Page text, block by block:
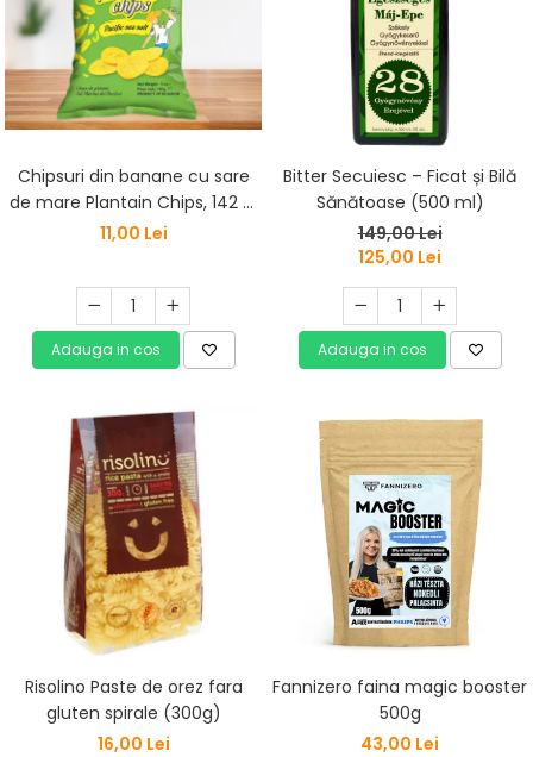
Chipsuri din banane cu sare
de mare Plantain Chips, 142 g,
SaMai
11,00 Lei
Adauga in cos
Bitter Secuiesc – Ficat și Bilă
Sănătoase (500 ml)
149,00 Lei
125,00 Lei
Adauga in cos
Risolino Paste de orez fara
gluten spirale (300g)
16,00 Lei
Fannizero faina magic booster
500g
43,00 Lei